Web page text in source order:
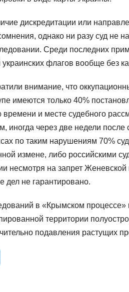
дискредитации или
однако ни разу суд не
Среди последних
флагов вообще без
внимание, что
имеются только 40%
и месте судебного
иногда через две недели после
по таким нарушениям 70%
измене, либо российскими
несмотря на запрет
дел не гарантировано.
в «Крымском
территории
подавления растущих